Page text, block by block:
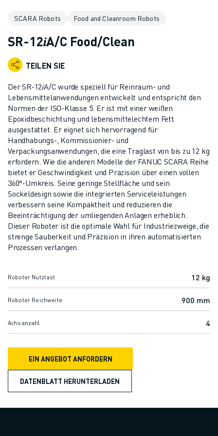
ROBOTERPALETTE
ROBOTER-ZUBEHÖR
ROBOTER-SOFTWARE
SIMULATIONSSOFTWARE
ROBOTIK-PRODUKTE FÜR DEN BILDUNGSBEREICH
ROBOTER-AUTOMATISIERUNG
KOMPAKTE CNC-BEARBEITUNGSZENTREN
ROBODRILL-FILTER
ROBODRILL KOMPAKTE CNC-BEARBEITUNGSZENTREN
ROBODRILL HARDWARE
ROBODRILL SOFTWARE
ROBODRILL VORBEUGENDE WARTUNG
ROBODRILL NACHHALTIGKEIT
ROBODRILL ROBOTER-PAKET
ROBODRILL BILDUNGSPAKET
ELEKTRISCHE SPRITZGUSSMASCHINEN
ROBOSHOT-FILTER
ROBOSHOT ELEKTRISCHE SPRITZGUSSMASCHINEN
ROBOSHOT ROBOTER-PAKET
ROBOSHOT VORBEUGENDE WARTUNG
ROBOSHOT TOTAL COST OF OWNERSHIP
DRAHTERODIERMASCHINEN
ROBOCUT DRAHTERODIERMASCHINEN
ROBOCUT HARDWARE
ROBOCUT SOFTWARE
ROBOCUT VORBEUGENDE WARTUNG
IIOT-LÖSUNGEN
SCARA Robots Food and Cleanroom Robots
SR-12𝑖A/C Food/Clean
TEILEN SIE
Der SR-12𝑖A/C wurde speziell für Reinraum- und
Lebensmittelanwendungen entwickelt und entspricht den
Normen der ISO-Klasse 5. Er ist mit einer weißen
Epoxidbeschichtung und lebensmittelechtem Fett
ausgestattet. Er eignet sich hervorragend für
Handhabungs-, Kommissionier- und
Verpackungsanwendungen, die eine Traglast von bis zu 12 kg
erfordern. Wie die anderen Modelle der FANUC SCARA Reihe
bietet er Geschwindigkeit und Präzision über einen vollen
360°-Umkreis. Seine geringe Stellfläche und sein
Sockeldesign sowie die integrierten Serviceleistungen
verbessern seine Kompaktheit und reduzieren die
Beeinträchtigung der umliegenden Anlagen erheblich.
Dieser Roboter ist die optimale Wahl für Industriezweige, die
strenge Sauberkeit und Präzision in ihren automatisierten
Prozessen verlangen.
Roboter Nutzlast 12 kg
Roboter Reichweite 900 mm
Achsanzahl 4
EIN ANGEBOT ANFORDERN
DATENBLATT HERUNTERLADEN